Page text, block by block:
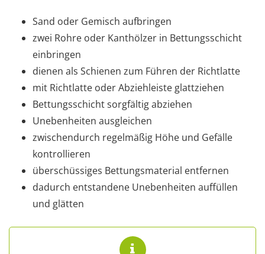
Sand oder Gemisch aufbringen
zwei Rohre oder Kanthölzer in Bettungsschicht
einbringen
dienen als Schienen zum Führen der Richtlatte
mit Richtlatte oder Abziehleiste glattziehen
Bettungsschicht sorgfältig abziehen
Unebenheiten ausgleichen
zwischendurch regelmäßig Höhe und Gefälle
kontrollieren
überschüssiges Bettungsmaterial entfernen
dadurch entstandene Unebenheiten auffüllen
und glätten